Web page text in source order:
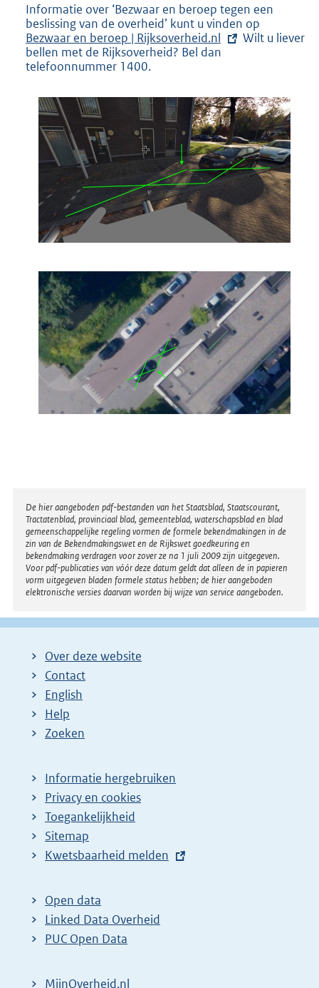
e
r
n
e
l
n
k
:
Informatie over ‘Bezwaar en beroep tegen een
beslissing van de overheid’ kunt u vinden op
x
n
e
l
i
n
k
:
Bezwaar en beroep | Rijksoverheid.nl
Wilt u liever
bellen met de Rijksoverheid? Bel dan
telefoonnummer 1400.
Disclaimer
De hier aangeboden pdf-bestanden van het Staatsblad, Staatscourant,
Tractatenblad, provinciaal blad, gemeenteblad, waterschapsblad en blad
gemeenschappelijke regeling vormen de formele bekendmakingen in de
zin van de Bekendmakingswet en de Rijkswet goedkeuring en
bekendmaking verdragen voor zover ze na 1 juli 2009 zijn uitgegeven.
Voor pdf-publicaties van vóór deze datum geldt dat alleen de in papieren
vorm uitgegeven bladen formele status hebben; de hier aangeboden
elektronische versies daarvan worden bij wijze van service aangeboden.
Over deze website
Contact
English
Help
Zoeken
Informatie hergebruiken
Privacy en cookies
Toegankelijkheid
Sitemap
E
t
e
r
Kwetsbaarheid melden
Open data
Linked Data Overheid
PUC Open Data
MijnOverheid.nl